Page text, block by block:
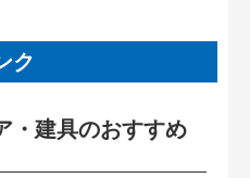
ク
・建具のおすすめ